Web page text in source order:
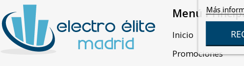
Menú
Inicio
Promociones
Más